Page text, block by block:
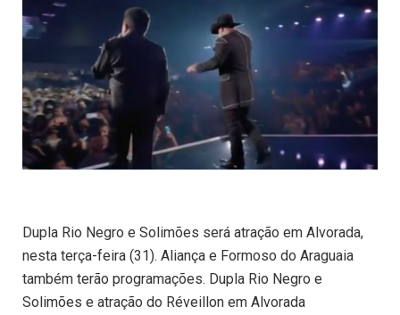
Dupla Rio Negro e Solimões será atração em Alvorada,
nesta terça-feira (31). Aliança e Formoso do Araguaia
também terão programações. Dupla Rio Negro e
Solimões e atração do Réveillon em Alvorada